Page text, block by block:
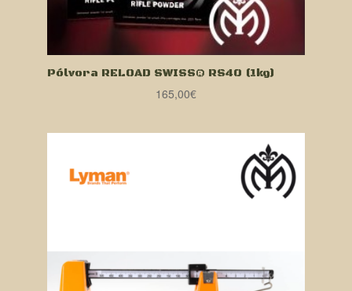
Pólvora RELOAD SWISS® RS40 (1kg)
165,00€